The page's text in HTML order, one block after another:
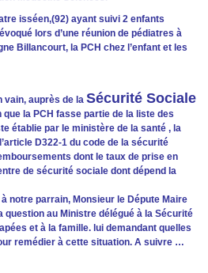
isséen,(92) ayant suivi 2 enfants
lors d’une réunion de pédiatres à
Billancourt, la PCH chez l’enfant et les
auprès de la Sécurité Sociale
la PCH fasse partie de la liste des
établie par le ministère de la santé , la
D322-1 du code de la sécurité
dont le taux de prise en
de sécurité sociale dont dépend la
notre parrain, Monsieur le Députe Maire
question au Ministre délégué à la Sécurité
et à la famille. lui demandant quelles
remédier à cette situation. A suivre …